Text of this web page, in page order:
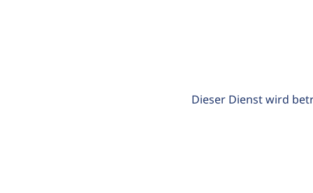
Dieser Dienst wird